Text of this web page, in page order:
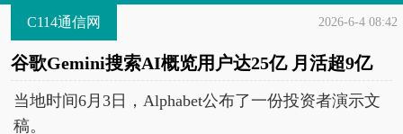
C114通信网 2026-6-4 08:42
谷歌Gemini搜索AI概览用户达25亿 月活超9亿
当地时间6月3日，Alphabet公布了一份投资者演示文
稿。